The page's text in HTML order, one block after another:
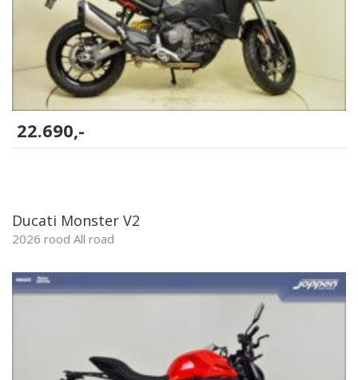
22.690,-
Ducati Monster V2
2026 rood All road